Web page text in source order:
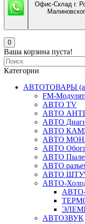
Офис-Склад г.
0
Ваша корзина пуста!
Категории
АВТОТОВАРЫ
FM-
АВТО TV
АВТО
АВТО
АВТО
АВТО
АВТО
АВТО
АВТО
АВТО
АВТО-
АВТОЗВУК